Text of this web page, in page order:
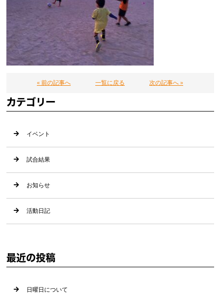
« 前の記事へ 一覧に戻る 次の記事へ »
カテゴリー
イベント
試合結果
お知らせ
活動日記
最近の投稿
日曜日について